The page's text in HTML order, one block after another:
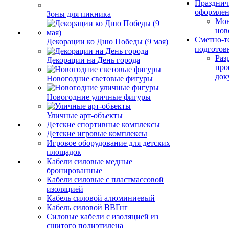
Зоны для пикника
Декорации ко Дню Победы (9 мая)
Декорации на День города
Новогодние световые фигуры
Новогодние уличные фигуры
Уличные арт-объекты
Детские спортивные комплексы
Детские игровые комплексы
Игровое оборудование для детских
площадок
Кабели силовые медные
бронированные
Кабели силовые с пластмассовой
изоляцией
Кабель силовой алюминиевый
Кабель силовой ВВГнг
Силовые кабели с изоляцией из
сшитого полиэтилена
Сметно-